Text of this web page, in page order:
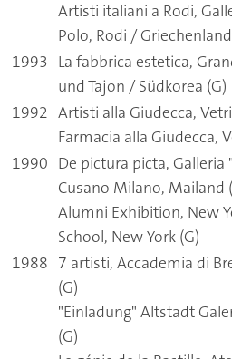
Artisti italiani a Rodi,
Polo, Rodi /
1993 La fabbrica estetica,
und Tajon / Südkorea (G)
1992 Artisti alla Giudecca,
Farmacia alla Giudecca,
1990 De pictura picta, Galleria
Cusano Milano, Mailand
Alumni Exhibition, New
School, New York (G)
1988 7 artisti, Accademia di
(G)
"Einladung" Altstadt
(G)